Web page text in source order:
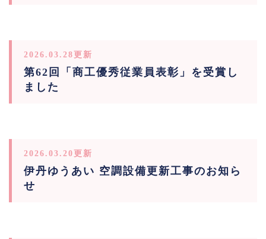
2026.03.28更新
第62回「商工優秀従業員表彰」を受賞し
ました
2026.03.20更新
伊丹ゆうあい 空調設備更新工事のお知ら
せ